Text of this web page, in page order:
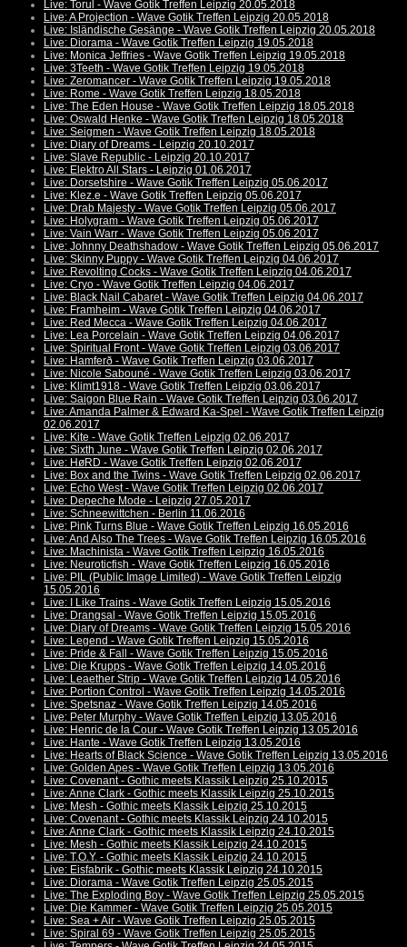
Live: Torul - Wave Gotik Treffen Leipzig 20.05.2018
Live: A Projection - Wave Gotik Treffen Leipzig 20.05.2018
Live: Isländische Gesänge - Wave Gotik Treffen Leipzig 20.05.2018
Live: Diorama - Wave Gotik Treffen Leipzig 19.05.2018
Live: Monica Jeffries - Wave Gotik Treffen Leipzig 19.05.2018
Live: 3Teeth - Wave Gotik Treffen Leipzig 19.05.2018
Live: Zeromancer - Wave Gotik Treffen Leipzig 19.05.2018
Live: Rome - Wave Gotik Treffen Leipzig 18.05.2018
Live: The Eden House - Wave Gotik Treffen Leipzig 18.05.2018
Live: Oswald Henke - Wave Gotik Treffen Leipzig 18.05.2018
Live: Seigmen - Wave Gotik Treffen Leipzig 18.05.2018
Live: Diary of Dreams - Leipzig 20.10.2017
Live: Slave Republic - Leipzig 20.10.2017
Live: Elektro All Stars - Leipzig 01.06.2017
Live: Dorsetshire - Wave Gotik Treffen Leipzig 05.06.2017
Live: Klez.e - Wave Gotik Treffen Leipzig 05.06.2017
Live: Drab Majesty - Wave Gotik Treffen Leipzig 05.06.2017
Live: Holygram - Wave Gotik Treffen Leipzig 05.06.2017
Live: Vain Warr - Wave Gotik Treffen Leipzig 05.06.2017
Live: Johnny Deathshadow - Wave Gotik Treffen Leipzig 05.06.2017
Live: Skinny Puppy - Wave Gotik Treffen Leipzig 04.06.2017
Live: Revolting Cocks - Wave Gotik Treffen Leipzig 04.06.2017
Live: Cryo - Wave Gotik Treffen Leipzig 04.06.2017
Live: Black Nail Cabaret - Wave Gotik Treffen Leipzig 04.06.2017
Live: Framheim - Wave Gotik Treffen Leipzig 04.06.2017
Live: Red Mecca - Wave Gotik Treffen Leipzig 04.06.2017
Live: Lea Porcelain - Wave Gotik Treffen Leipzig 04.06.2017
Live: Spiritual Front - Wave Gotik Treffen Leipzig 03.06.2017
Live: Hamferð - Wave Gotik Treffen Leipzig 03.06.2017
Live: Nicole Sabouné - Wave Gotik Treffen Leipzig 03.06.2017
Live: Klimt1918 - Wave Gotik Treffen Leipzig 03.06.2017
Live: Saigon Blue Rain - Wave Gotik Treffen Leipzig 03.06.2017
Live: Amanda Palmer & Edward Ka-Spel - Wave Gotik Treffen Leipzig
02.06.2017
Live: Kite - Wave Gotik Treffen Leipzig 02.06.2017
Live: Sixth June - Wave Gotik Treffen Leipzig 02.06.2017
Live: HøRD - Wave Gotik Treffen Leipzig 02.06.2017
Live: Box and the Twins - Wave Gotik Treffen Leipzig 02.06.2017
Live: Echo West - Wave Gotik Treffen Leipzig 02.06.2017
Live: Depeche Mode - Leipzig 27.05.2017
Live: Schneewittchen - Berlin 11.06.2016
Live: Pink Turns Blue - Wave Gotik Treffen Leipzig 16.05.2016
Live: And Also The Trees - Wave Gotik Treffen Leipzig 16.05.2016
Live: Machinista - Wave Gotik Treffen Leipzig 16.05.2016
Live: Neuroticfish - Wave Gotik Treffen Leipzig 16.05.2016
Live: PIL (Public Image Limited) - Wave Gotik Treffen Leipzig
15.05.2016
Live: I Like Trains - Wave Gotik Treffen Leipzig 15.05.2016
Live: Drangsal - Wave Gotik Treffen Leipzig 15.05.2016
Live: Diary of Dreams - Wave Gotik Treffen Leipzig 15.05.2016
Live: Legend - Wave Gotik Treffen Leipzig 15.05.2016
Live: Pride & Fall - Wave Gotik Treffen Leipzig 15.05.2016
Live: Die Krupps - Wave Gotik Treffen Leipzig 14.05.2016
Live: Leaether Strip - Wave Gotik Treffen Leipzig 14.05.2016
Live: Portion Control - Wave Gotik Treffen Leipzig 14.05.2016
Live: Spetsnaz - Wave Gotik Treffen Leipzig 14.05.2016
Live: Peter Murphy - Wave Gotik Treffen Leipzig 13.05.2016
Live: Henric de la Cour - Wave Gotik Treffen Leipzig 13.05.2016
Live: Hante - Wave Gotik Treffen Leipzig 13.05.2016
Live: Hearts of Black Science - Wave Gotik Treffen Leipzig 13.05.2016
Live: Golden Apes - Wave Gotik Treffen Leipzig 13.05.2016
Live: Covenant - Gothic meets Klassik Leipzig 25.10.2015
Live: Anne Clark - Gothic meets Klassik Leipzig 25.10.2015
Live: Mesh - Gothic meets Klassik Leipzig 25.10.2015
Live: Covenant - Gothic meets Klassik Leipzig 24.10.2015
Live: Anne Clark - Gothic meets Klassik Leipzig 24.10.2015
Live: Mesh - Gothic meets Klassik Leipzig 24.10.2015
Live: T.O.Y. - Gothic meets Klassik Leipzig 24.10.2015
Live: Eisfabrik - Gothic meets Klassik Leipzig 24.10.2015
Live: Diorama - Wave Gotik Treffen Leipzig 25.05.2015
Live: The Exploding Boy - Wave Gotik Treffen Leipzig 25.05.2015
Live: Die Kammer - Wave Gotik Treffen Leipzig 25.05.2015
Live: Sea + Air - Wave Gotik Treffen Leipzig 25.05.2015
Live: Spiral 69 - Wave Gotik Treffen Leipzig 25.05.2015